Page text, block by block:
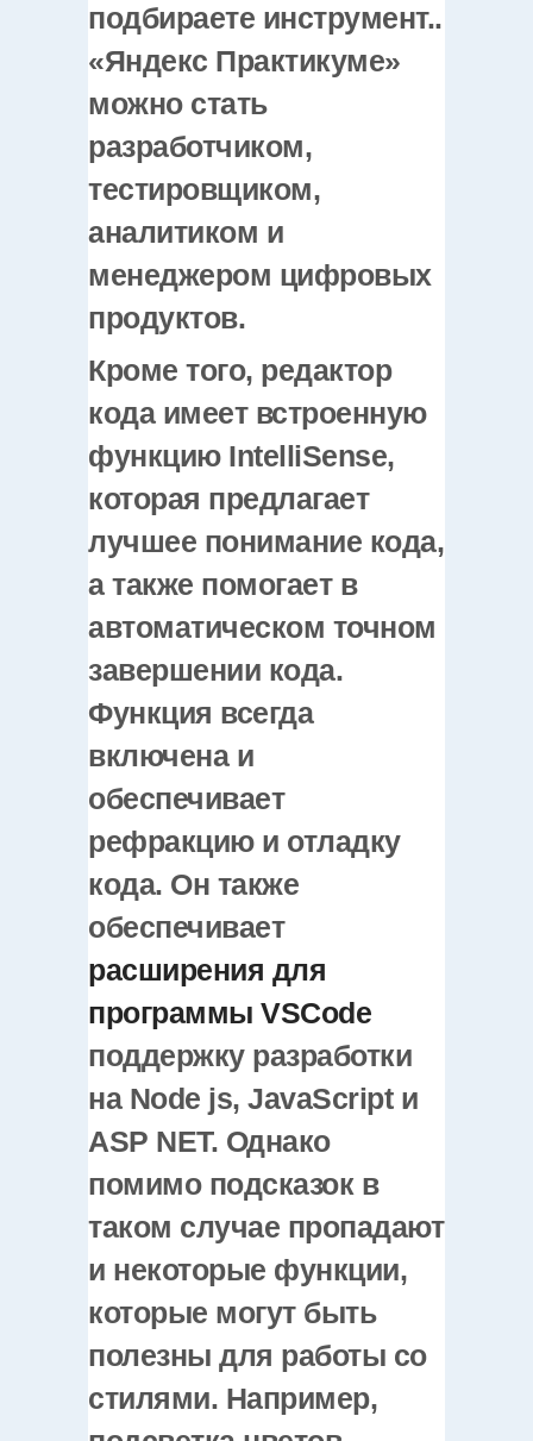
подбираете инструмент..
«Яндекс Практикуме»
можно стать
разработчиком,
тестировщиком,
аналитиком и
менеджером цифровых
продуктов.
Кроме того, редактор
кода имеет встроенную
функцию IntelliSense,
которая предлагает
лучшее понимание кода,
а также помогает в
автоматическом точном
завершении кода.
Функция всегда
включена и
обеспечивает
рефракцию и отладку
кода. Он также
обеспечивает
расширения для
программы VSCode
поддержку разработки
на Node js, JavaScript и
ASP NET. Однако
помимо подсказок в
таком случае пропадают
и некоторые функции,
которые могут быть
полезны для работы со
стилями. Например,